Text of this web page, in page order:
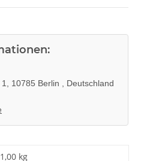
10785 Berlin , Deutschland
1,00 kg